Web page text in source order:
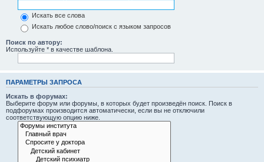
Искать все слова
Искать любое слово/поиск с языком запросов
Поиск по автору:
Используйте * в качестве шаблона.
ПАРАМЕТРЫ ЗАПРОСА
Искать в форумах:
Выберите форум или форумы, в которых будет произведён поиск. Поиск в
подфорумах производится автоматически, если вы не отключили
соответствующую опцию ниже.